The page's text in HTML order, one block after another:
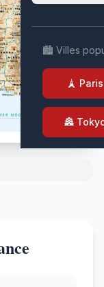
🏙️ Villes
🗼 Paris
🏯